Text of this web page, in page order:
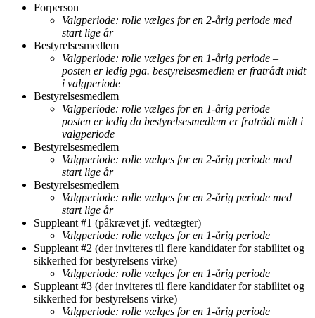
Forperson
Valgperiode: rolle vælges for en 2-årig periode med
start lige år
Bestyrelsesmedlem
Valgperiode: rolle vælges for en 1-årig periode –
posten er ledig pga. bestyrelsesmedlem er fratrådt midt
i valgperiode
Bestyrelsesmedlem
Valgperiode: rolle vælges for en 1-årig periode –
posten er ledig da bestyrelsesmedlem er fratrådt midt i
valgperiode
Bestyrelsesmedlem
Valgperiode: rolle vælges for en 2-årig periode med
start lige år
Bestyrelsesmedlem
Valgperiode: rolle vælges for en 2-årig periode med
start lige år
Suppleant #1 (påkrævet jf. vedtægter)
Valgperiode: rolle vælges for en 1-årig periode
Suppleant #2 (der inviteres til flere kandidater for stabilitet og
sikkerhed for bestyrelsens virke)
Valgperiode: rolle vælges for en 1-årig periode
Suppleant #3 (der inviteres til flere kandidater for stabilitet og
sikkerhed for bestyrelsens virke)
Valgperiode: rolle vælges for en 1-årig periode